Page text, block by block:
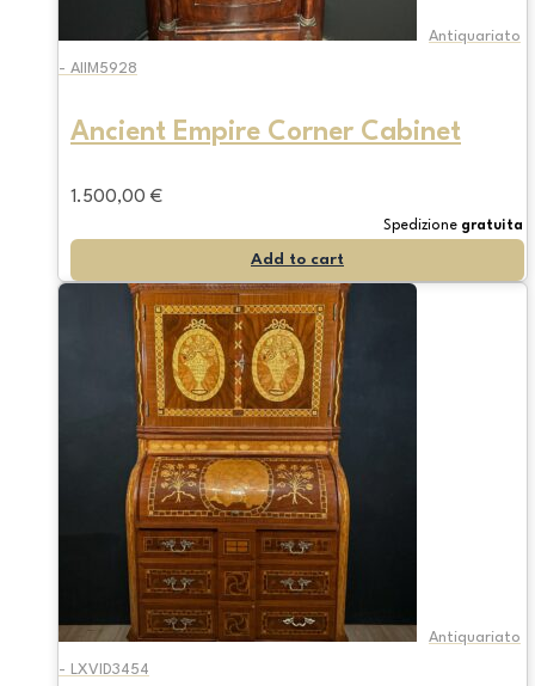
Antiquariato
- AIIM5928
Ancient Empire Corner Cabinet
1.500,00 €
Spedizione gratuita
Add to cart
Antiquariato
- LXVID3454